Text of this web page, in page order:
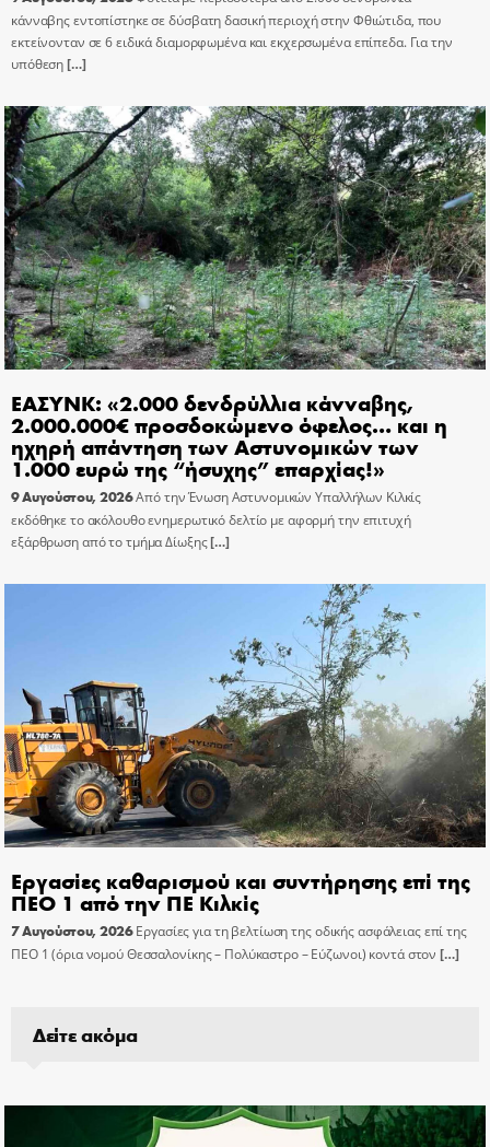
κάνναβης εντοπίστηκε σε δύσβατη δασική περιοχή στην Φθιώτιδα, που
εκτείνονταν σε 6 ειδικά διαμορφωμένα και εκχερσωμένα επίπεδα. Για την
υπόθεση[…]
ΕΑΣΥΝΚ: «2.000 δενδρύλλια κάνναβης,
2.000.000€ προσδοκώμενο όφελος… και η
ηχηρή απάντηση των Αστυνομικών των
1.000 ευρώ της “ήσυχης” επαρχίας!»
9 Αυγούστου, 2026Από την Ένωση Αστυνομικών Υπαλλήλων Κιλκίς
εκδόθηκε το ακόλουθο ενημερωτικό δελτίο με αφορμή την επιτυχή
εξάρθρωση από το τμήμα Δίωξης[…]
Εργασίες καθαρισμού και συντήρησης επί της
ΠΕΟ 1 από την ΠΕ Κιλκίς
7 Αυγούστου, 2026 Εργασίες για τη βελτίωση της οδικής ασφάλειας επί της
ΠΕΟ 1 (όρια νομού Θεσσαλονίκης – Πολύκαστρο – Εύζωνοι) κοντά στον […]
Δείτε ακόμα